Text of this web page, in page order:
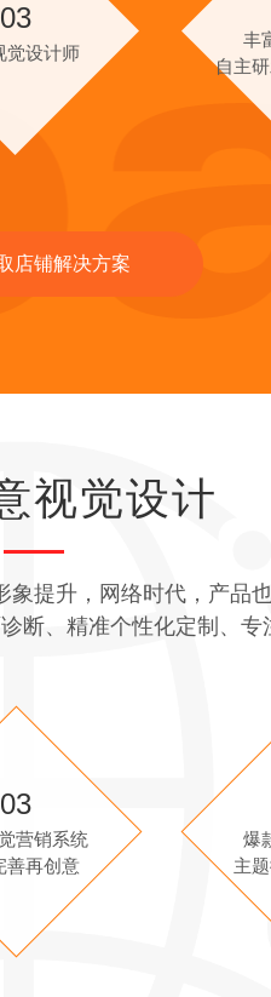
03
觉设计师
丰
自主
店铺解决方案
视觉设计
象提升，网络时代，产品
断、精准个性化定制、专
03
营销系统
善再创意
爆
主